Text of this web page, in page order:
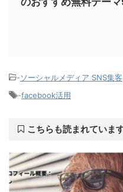
-ソーシャルメディア SNS集客
-facebook活用
こちらも読まれていま